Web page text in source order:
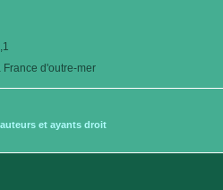
d'outre-mer
et ayants droit